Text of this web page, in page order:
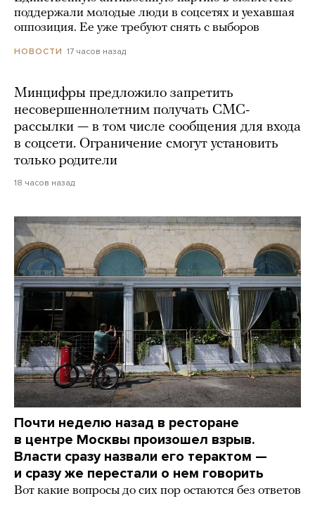
поддержали молодые люди в соцсетях и уехавшая
оппозиция. Ее уже требуют снять с выборов
НОВОСТИ 17 часов назад
Минцифры предложило запретить
несовершеннолетним получать СМС-
рассылки — в том числе сообщения для входа
в соцсети. Ограничение смогут установить
только родители
18 часов назад
Почти неделю назад в ресторане
в центре Москвы произошел взрыв.
Власти сразу назвали его терактом —
и сразу же перестали о нем говорить
Вот какие вопросы до сих пор остаются без ответов